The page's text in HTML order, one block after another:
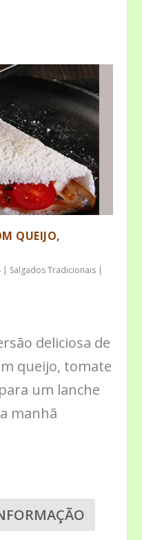
QUEIJO,
| Salgados Tradicionais |
deliciosa de
queijo, tomate
um lanche
manhã